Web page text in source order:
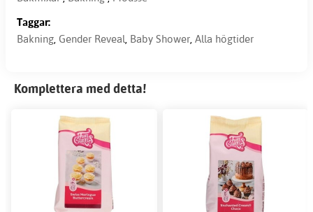
Taggar:
Bakning, Gender Reveal, Baby Shower, Alla högtider
Komplettera med detta!